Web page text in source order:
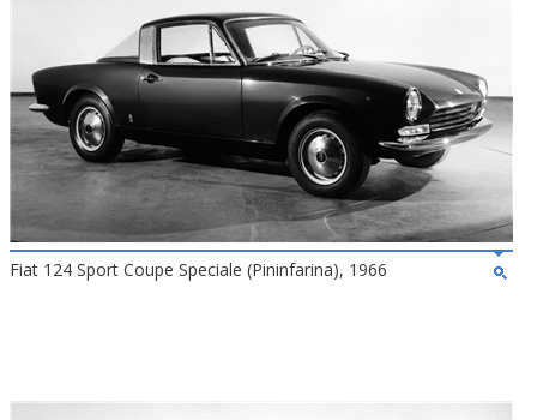
Fiat 124 Sport Coupe Speciale (Pininfarina), 1966